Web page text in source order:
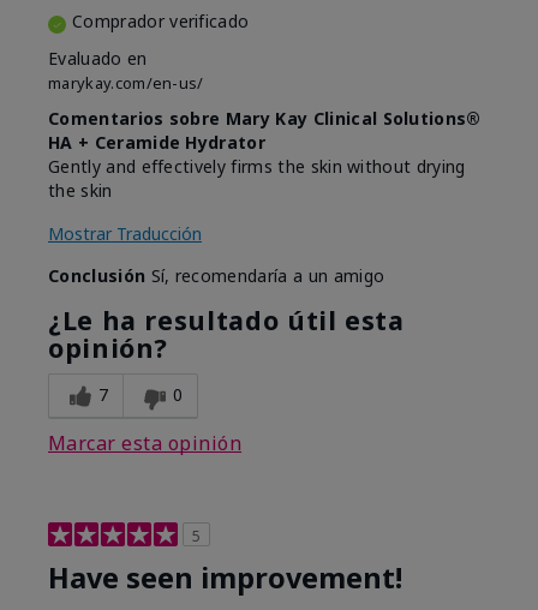
Comprador verificado
Evaluado en
marykay.com/en-us/
Comentarios sobre Mary Kay Clinical Solutions®
HA + Ceramide Hydrator
Gently and effectively firms the skin without drying
the skin
Mostrar Traducción
Conclusión Sí, recomendaría a un amigo
¿Le ha resultado útil esta
opinión?
7 0
Marcar esta opinión
5
Have seen improvement!